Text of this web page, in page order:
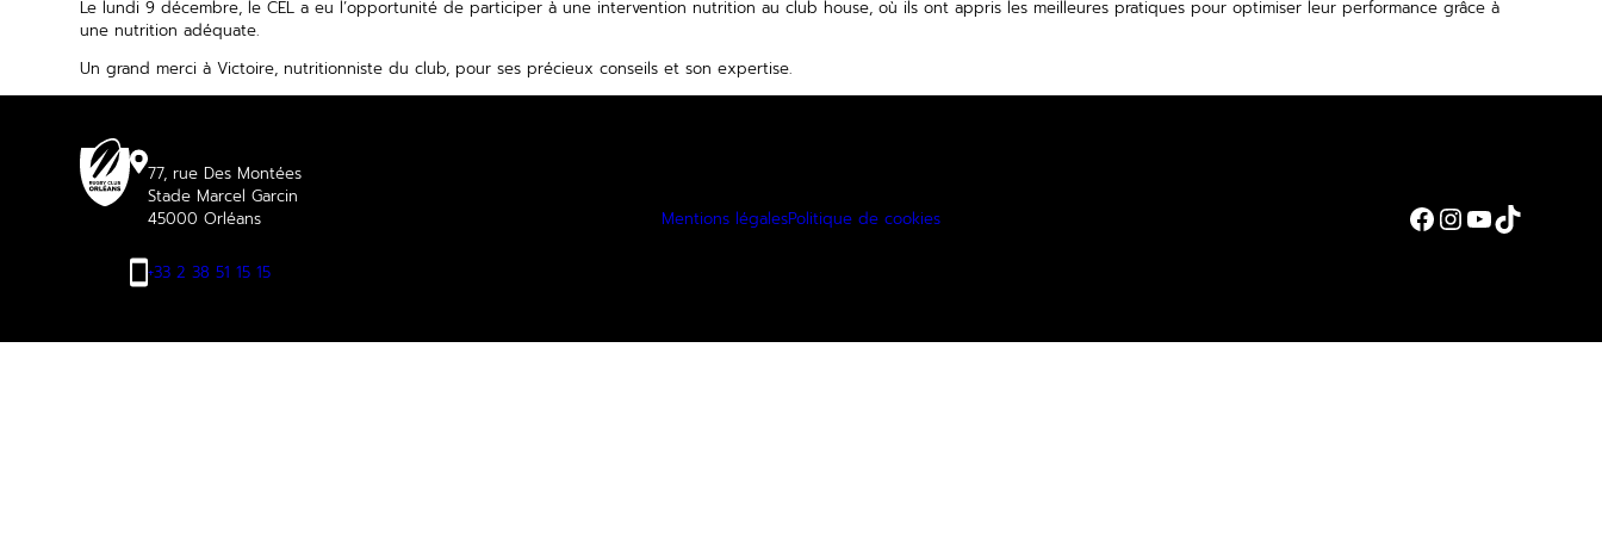
Le lundi 9 décembre, le CEL a eu l’opportunité de participer à une intervention nutrition au club house, où ils ont appris les meilleures pratiques pour optimiser leur performance grâce à
une nutrition adéquate.
Ungrand merci à Victoire, nutritionniste du club, pour ses précieux conseils et son expertise.
77, rue Des Montées
Stade Marcel Garcin
45000 Orléans
+33 2 38 51 15 15
Mentions légalesPolitique de cookies Facebook
Instagram
YouTube
TikTok